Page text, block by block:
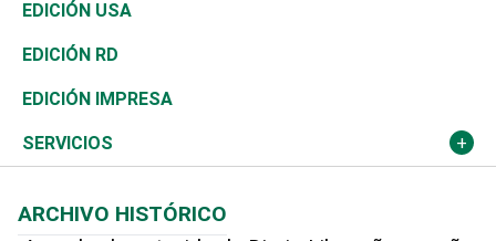
África
Ocenanía
Caribe
Resto del mundo
Vivienda
Telecom.
Global y variable
Economía personal
Buena Vida
Sociales
Novedades
Podcast Arte Libre
Hablando con el pediatra
Ciclismo
Tenis
Olimpismo
Más deportes
En Directo
El Espía
Noticiero Poteleche
Columnistas
Más firmas
Tecnología
Historia
Martes de tecnología
Cambio climático
Economía
Revista
Deportes
Opinión
Hecho en casa
EDICIÓN USA
EDICIÓN RD
EDICIÓN IMPRESA
SERVICIOS
Cumpleaños
ARCHIVO HISTÓRICO